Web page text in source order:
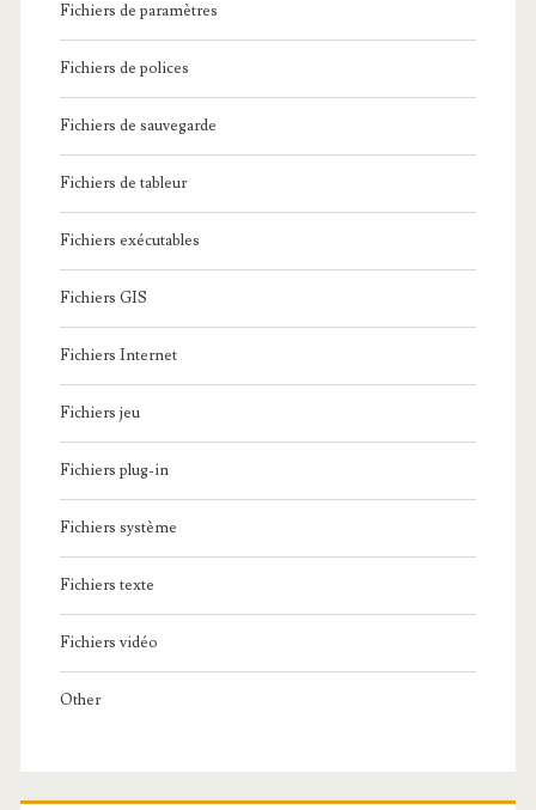
Fichiers de paramètres
Fichiers de polices
Fichiers de sauvegarde
Fichiers de tableur
Fichiers exécutables
Fichiers GIS
Fichiers Internet
Fichiers jeu
Fichiers plug-in
Fichiers système
Fichiers texte
Fichiers vidéo
Other